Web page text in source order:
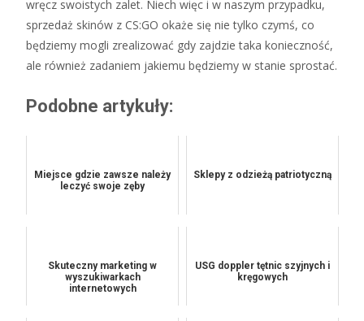
wręcz swoistych zalet. Niech więc i w naszym przypadku,
sprzedaż skinów z CS:GO okaże się nie tylko czymś, co
będziemy mogli zrealizować gdy zajdzie taka konieczność,
ale również zadaniem jakiemu będziemy w stanie sprostać.
Podobne artykuły:
Miejsce gdzie zawsze należy
leczyć swoje zęby
Sklepy z odzieżą patriotyczną
Skuteczny marketing w
wyszukiwarkach
internetowych
USG doppler tętnic szyjnych i
kręgowych